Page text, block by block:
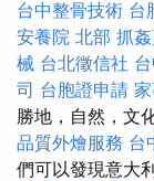
台中整骨技術 台
安養院 北部 抓
械 台北徵信社
司 台胞證申請
勝地，自然，文
品質外燴服務 台
們可以發現意大